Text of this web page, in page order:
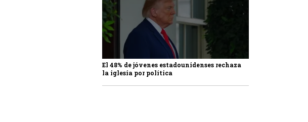
El 48% de jóvenes estadounidenses rechaza
la iglesia por política